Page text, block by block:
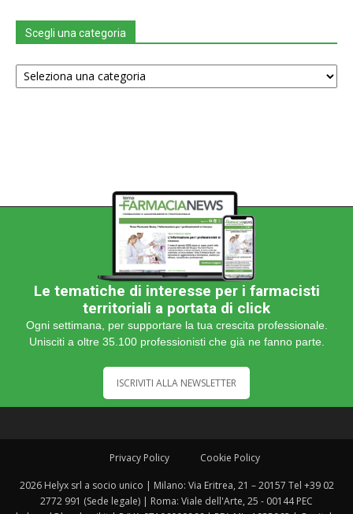
Scegli una categoria
Scegli
una
Le tematiche di interesse per i farmacisti
territoriali a portata di click
Ogni settimana, per supportare la tua crescita professionale.
Unisciti a oltre 35.100 professionisti che già ne fanno parte.
ISCRIVITI ALLA NEWSLETTER
Privacy Policy Cookie Policy
2026 Helyx srl a socio unico | Milano: Via Eritrea, 21 – 20157 Tel +39 02
2772 991 (Sede legale) | Roma: Viale dell'Arte, 25 - 00144 PEC